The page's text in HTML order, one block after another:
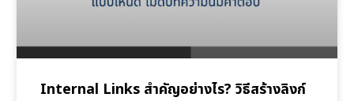
Internal Links สำคัญอย่างไร? วิธีสร้างลิงก์